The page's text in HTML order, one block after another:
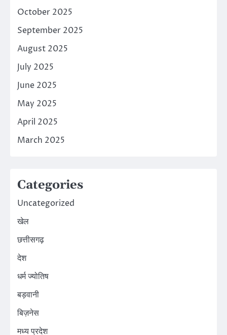
October 2025
September 2025
August 2025
July 2025
June 2025
May 2025
April 2025
March 2025
Categories
Uncategorized
खेल
छत्तीसगढ़
देश
धर्म ज्योतिष
बड़वानी
बिज़नेस
मध्य प्रदेश